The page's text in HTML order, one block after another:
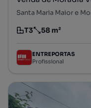
Tipologia
T3
Preço por metro
58 m²
ENTREPORTAS
Profissional